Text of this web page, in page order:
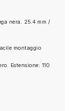
nera. 25.4 mm /
montaggio
Estensione: 110